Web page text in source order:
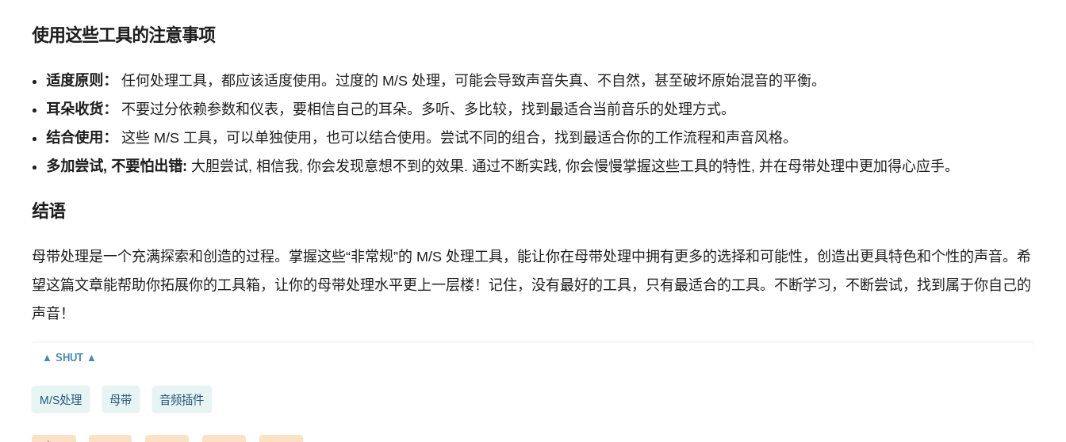
使用这些工具的注意事项
适度原则：
任何处理工具，都应该适度使用。过度的 M/S 处理，可能会导致声音失真、不自然，甚至破坏原始混音的平衡。
耳朵收货：
不要过分依赖参数和仪表，要相信自己的耳朵。多听、多比较，找到最适合当前音乐的处理方式。
结合使用：
这些 M/S 工具，可以单独使用，也可以结合使用。尝试不同的组合，找到最适合你的工作流程和声音风格。
多加尝试, 不要怕出错: 大胆尝试, 相信我, 你会发现意想不到的效果. 通过不断实践, 你会慢慢掌握这些工具的特性, 并在母带处理中更加得心应手。
结语
母带处理是一个充满探索和创造的过程。掌握这些“非常规”的 M/S 处理工具，能让你在母带处理中拥有更多的选择和可能性，创造出更具特色和个性的声音。希
望这篇文章能帮助你拓展你的工具箱，让你的母带处理水平更上一层楼！记住，没有最好的工具，只有最适合的工具。不断学习，不断尝试，找到属于你自己的
声音！
M/S处理 母带 音频插件